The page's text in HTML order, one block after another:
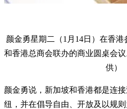
颜金勇星期二（1月14日）在香
和香港总商会联办的商业圆桌会
供）
颜金勇说，新加坡和香港都是连
纽，并在倡导自由、开放及以规